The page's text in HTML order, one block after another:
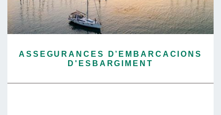
ASSEGURANCES D’EMBARCACIONS
D'ESBARGIMENT